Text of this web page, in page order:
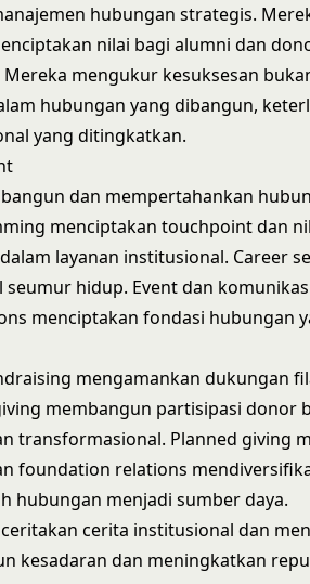
hubungan strategis.
nilai bagi alumni dan
mengukur kesuksesan
hubungan yang dibangun,
yang ditingkatkan.
dan mempertahankan
menciptakan touchpoint dan
layanan institusional. Career
hidup. Event dan
menciptakan fondasi hubungan
mengamankan dukungan
membangun partisipasi donor
transformasional. Planned giving
foundation relations
hubungan menjadi sumber daya.
cerita institusional dan
kesadaran dan meningkatkan